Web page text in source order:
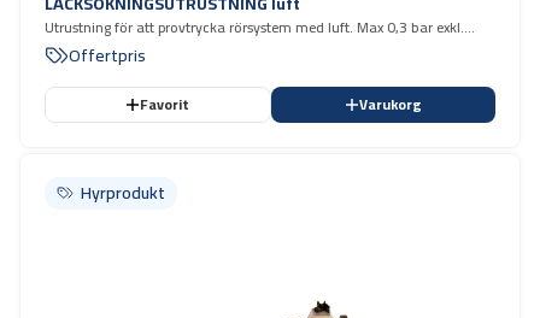
Utrustning för att provtrycka rörsystem med luft. Max 0,3 bar exkl.
kompressor
Offertpris
Favorit Varukorg
Hyrprodukt
Hyrprodukt